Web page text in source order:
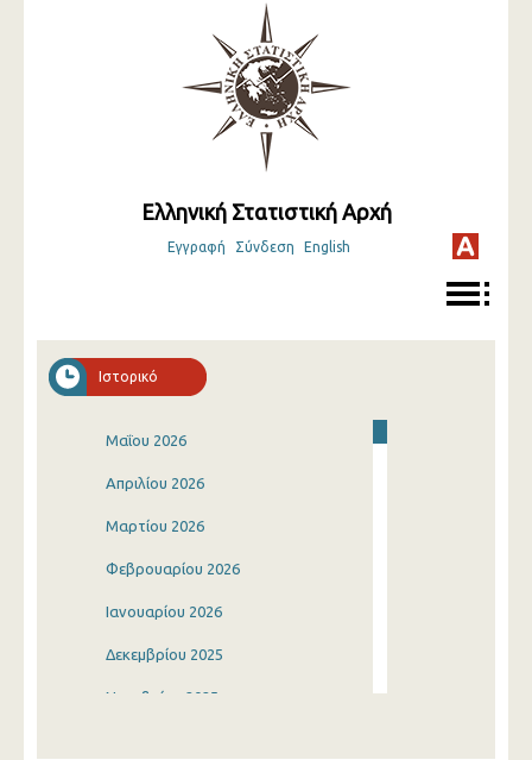
Ελληνική Στατιστική Αρχή
Εγγραφή Σύνδεση English
Ιστορικό
Μαΐου 2026
Απριλίου 2026
Μαρτίου 2026
Φεβρουαρίου 2026
Ιανουαρίου 2026
Δεκεμβρίου 2025
Νοεμβρίου 2025